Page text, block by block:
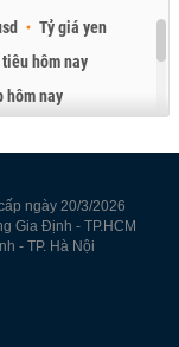
Tỷ giá yen
tiêu hôm nay
hôm nay
ngày 20/3/2026
Gia Định - TP.HCM
- TP. Hà Nội